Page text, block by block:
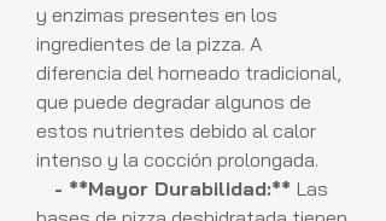
y enzimas presentes en los
ingredientes de la pizza. A
diferencia del horneado tradicional,
que puede degradar algunos de
estos nutrientes debido al calor
intenso y la cocción prolongada.
- **Mayor Durabilidad:** Las